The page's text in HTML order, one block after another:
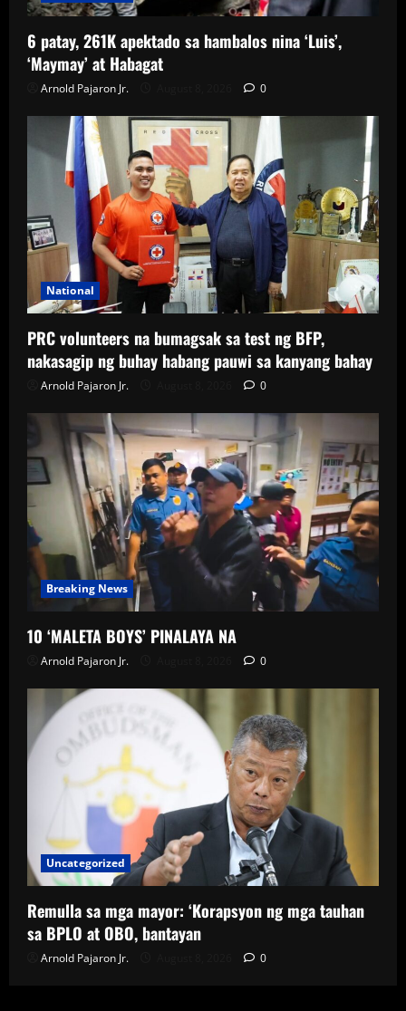
6 patay, 261K apektado sa hambalos nina ‘Luis’,
‘Maymay’ at Habagat
Arnold Pajaron Jr. 0
National
PRC volunteers na bumagsak sa test ng BFP,
nakasagip ng buhay habang pauwi sa kanyang bahay
Arnold Pajaron Jr. 0
Breaking News
10 ‘MALETA BOYS’ PINALAYA NA
Arnold Pajaron Jr. 0
Uncategorized
Remulla sa mga mayor: ‘Korapsyon ng mga tauhan
sa BPLO at OBO, bantayan
Arnold Pajaron Jr. 0